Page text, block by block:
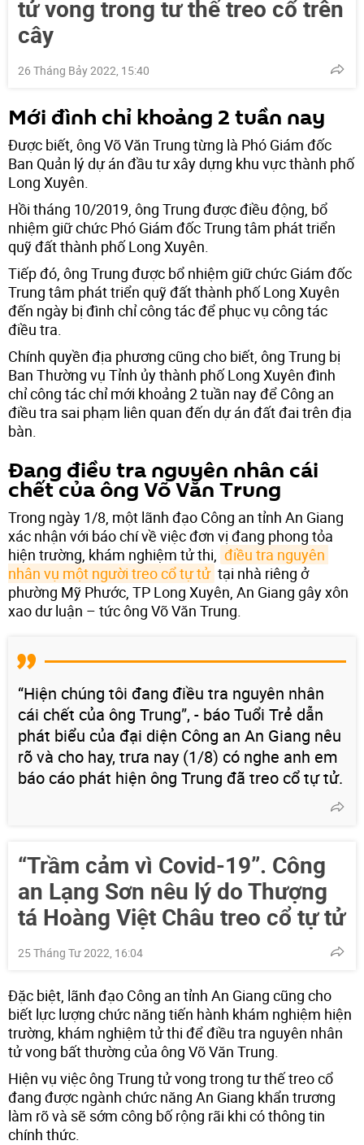
tử vong trong tư thế treo cổ trên
cây
26 Tháng Bảy 2022, 15:40
Mới đình chỉ khoảng 2 tuần nay
Được biết, ông Võ Văn Trung từng là Phó Giám đốc
Ban Quản lý dự án đầu tư xây dựng khu vực thành phố
Long Xuyên.
Hồi tháng 10/2019, ông Trung được điều động, bổ
nhiệm giữ chức Phó Giám đốc Trung tâm phát triển
quỹ đất thành phố Long Xuyên.
Tiếp đó, ông Trung được bổ nhiệm giữ chức Giám đốc
Trung tâm phát triển quỹ đất thành phố Long Xuyên
đến ngày bị đình chỉ công tác để phục vụ công tác
điều tra.
Chính quyền địa phương cũng cho biết, ông Trung bị
Ban Thường vụ Tỉnh ủy thành phố Long Xuyên đình
chỉ công tác chỉ mới khoảng 2 tuần nay để Công an
điều tra sai phạm liên quan đến dự án đất đai trên địa
bàn.
Đang điều tra nguyên nhân cái
chết của ông Võ Văn Trung
Trong ngày 1/8, một lãnh đạo Công an tỉnh An Giang
xác nhận với báo chí về việc đơn vị đang phong tỏa
hiện trường, khám nghiệm tử thi, điều tra nguyên
nhân vụ một người treo cổ tự tử tại nhà riêng ở
phường Mỹ Phước, TP Long Xuyên, An Giang gây xôn
xao dư luận – tức ông Võ Văn Trung.
“Hiện chúng tôi đang điều tra nguyên nhân
cái chết của ông Trung”, - báo Tuổi Trẻ dẫn
phát biểu của đại diện Công an An Giang nêu
rõ và cho hay, trưa nay (1/8) có nghe anh em
báo cáo phát hiện ông Trung đã treo cổ tự tử.
“Trầm cảm vì Covid-19”. Công
an Lạng Sơn nêu lý do Thượng
tá Hoàng Việt Châu treo cổ tự tử
25 Tháng Tư 2022, 16:04
Đặc biệt, lãnh đạo Công an tỉnh An Giang cũng cho
biết lực lượng chức năng tiến hành khám nghiệm hiện
trường, khám nghiệm tử thi để điều tra nguyên nhân
tử vong bất thường của ông Võ Văn Trung.
Hiện vụ việc ông Trung tử vong trong tư thế treo cổ
đang được ngành chức năng An Giang khẩn trương
làm rõ và sẽ sớm công bố rộng rãi khi có thông tin
chính thức.